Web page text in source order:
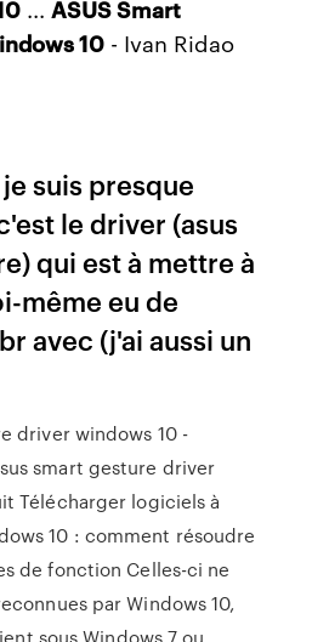
...ASUS Smart
10 - Ivan Ridao
suis presque
le driver (asus
qui est à mettre à
même eu de
avec (j'ai aussi un
driver windows 10 -
smart gesture driver
Télécharger logiciels à
10 : comment résoudre
de fonction Celles-ci ne
par Windows 10,
sous Windows 7 ou